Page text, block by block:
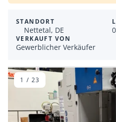
STANDORT
Nettetal, DE
VERKAUFT VON
Gewerblicher Verkäufer
1 / 23